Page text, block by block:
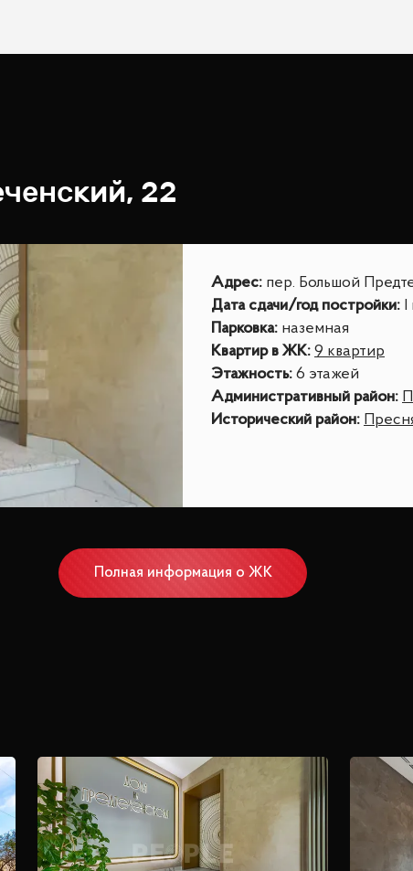
22
Адрес: пер. Большой
Дата сдачи/год постройки: I
Парковка: наземная
Квартир в ЖК: 9 квартир
Этажность: 6 этажей
Административный район:
Исторический район:
Полная информация о ЖК